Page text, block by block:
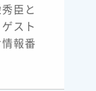
臣と
スト
報番